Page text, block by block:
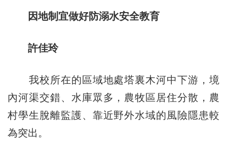
因地制宜做好防溺水安全教育
許佳玲
我校所在的區域地處塔裏木河中下游，境
內河渠交錯、水庫眾多，農牧區居住分散，農
村學生脫離監護、靠近野外水域的風險隱患較
為突出。